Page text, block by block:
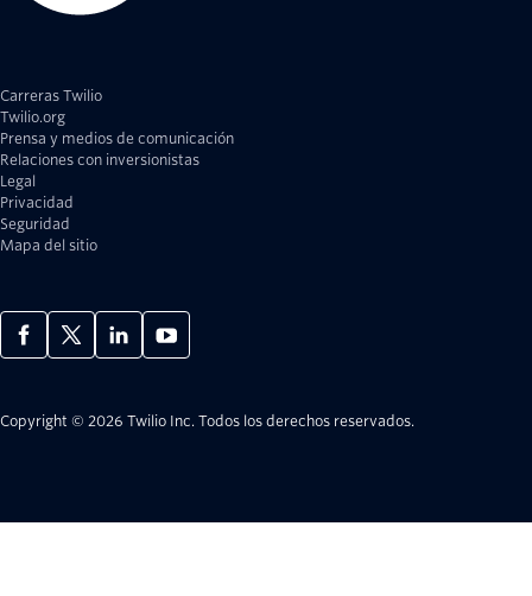
Carreras Twilio
Twilio.org
Prensa y medios de comunicación
Relaciones con inversionistas
Legal
Privacidad
Seguridad
Mapa del sitio
Copyright © 2026 Twilio Inc. Todos los derechos reservados.